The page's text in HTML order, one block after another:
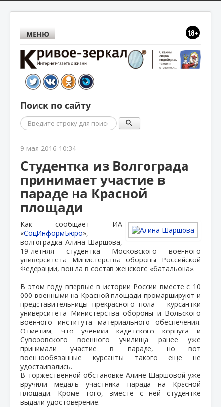
МЕНЮ
Поиск по сайту
Поиск
9 мая 2016 10:34
Студентка из Волгограда
принимает участие в
параде на Красной
площади
Как сообщает ИА
«СоцИнформБюро»,
волгоградка Алина Шаршова,
19-летняя студентка Московского военного
университета Министерства обороны Российской
Федерации, вошла в состав женского «батальона».
В этом году впервые в истории России вместе с 10
000 военными на Красной площади промаршируют и
представительницы прекрасного пола – курсантки
университета Министерства обороны и Вольского
военного института материального обеспечения.
Отметим, что ученики кадетского корпуса и
Суворовского военного училища ранее уже
принимали участие в параде, но вот
военнообязанные курсанты такого еще не
удостаивались.
В торжественной обстановке Алине Шаршовой уже
вручили медаль участника парада на Красной
площади. Кроме того, вместе с ней студентке
выдали удостоверение.